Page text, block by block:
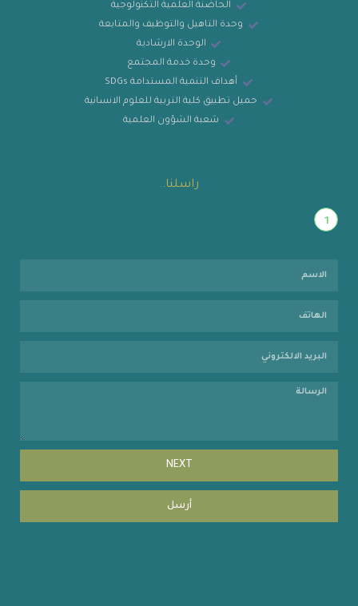
الحاضنة العلمية التكنولوجية
وحدة التاهيل والتوظيف والمتابعة
الوحدة الارشادية
وحدة خدمة المجتمع
أهداف التنمية المستدامة SDGs
حميل تطبيق كلية التربية للعلوم الانسانية
شعبة الشؤون العلمية
راسلنا..
1
NEXT
أرسل